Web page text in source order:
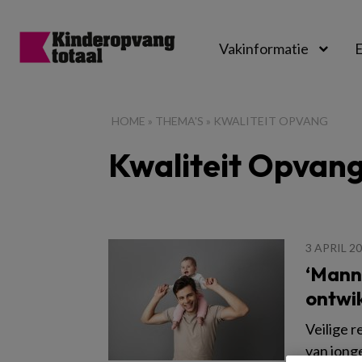
Vakinformatie
HOME » THEMA'S » KWALITEIT OPVANG
Kwaliteit
3 APRIL
Veilige
van